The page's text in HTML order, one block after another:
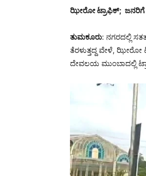
ಝೀರೋ ಟ್ರಾಫಿಕ್; ಜನರಿಗೆ
ತುಮಕೂರು: ನಗರದಲ್ಲಿ
ತೆರಳುತ್ತದ್ದ ವೇಳೆ,
ದೇವಲಯ ಮುಂಬಾದಲ್ಲಿ